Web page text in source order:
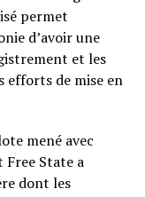
permet
d’avoir une
et les
efforts de mise en
mené avec
Free State a
dont les